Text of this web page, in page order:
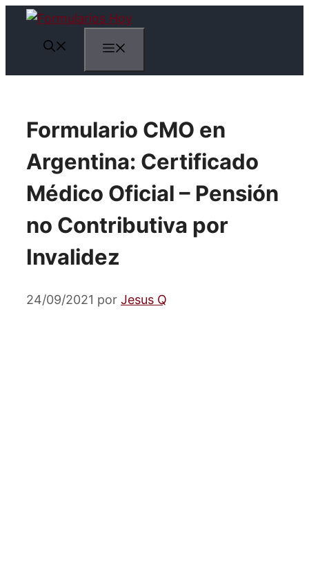
Saltar
contenido
Formulario CMO en
Argentina: Certificado
Médico Oficial – Pensión
no Contributiva por
Invalidez
24/09/2021 por Jesus Q